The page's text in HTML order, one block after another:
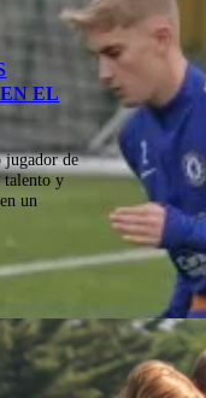
EL
jugador de
talento y
un